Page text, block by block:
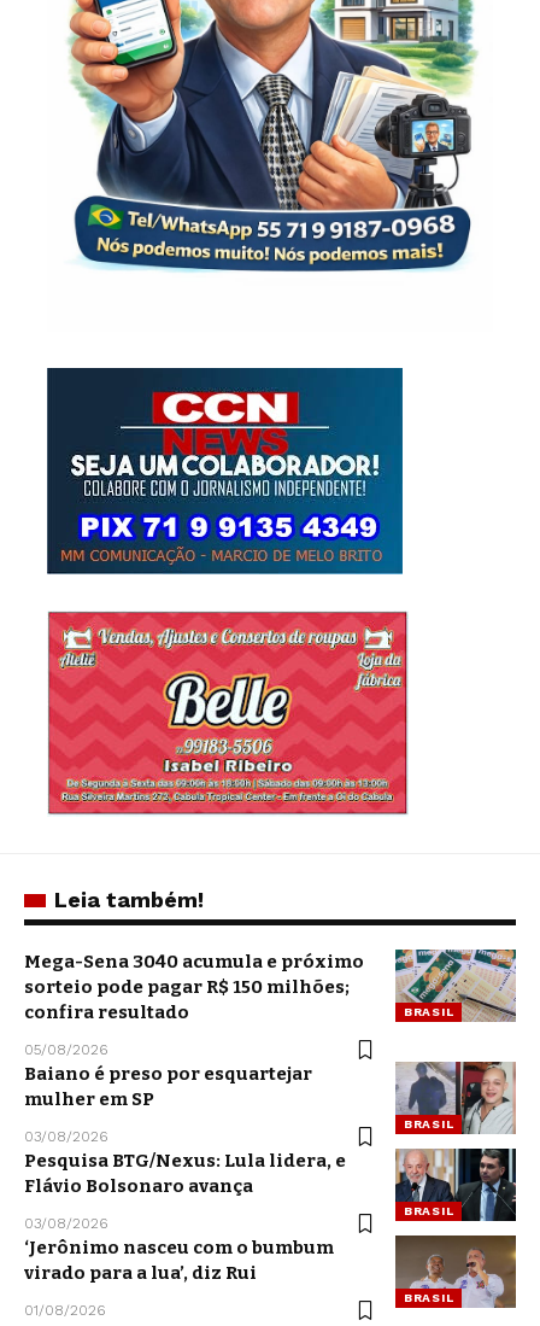
Leia também!
BRASIL
Mega-Sena 3040 acumula e próximo
sorteio pode pagar R$ 150 milhões;
confira resultado
05/08/2026
BRASIL
Baiano é preso por esquartejar
mulher em SP
03/08/2026
BRASIL
Pesquisa BTG/Nexus: Lula lidera, e
Flávio Bolsonaro avança
03/08/2026
BRASIL
‘Jerônimo nasceu com o bumbum
virado para a lua’, diz Rui
01/08/2026